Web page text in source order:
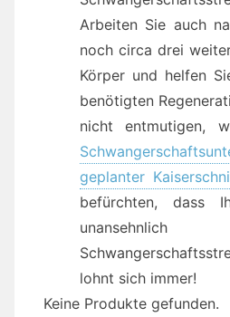
Arbeiten Sie auch
noch circa drei
Körper und helfen
benötigten
nicht entmutigen,
geplanter
befürchten, dass
lohnt sich immer!
Keine Produkte gefunden.